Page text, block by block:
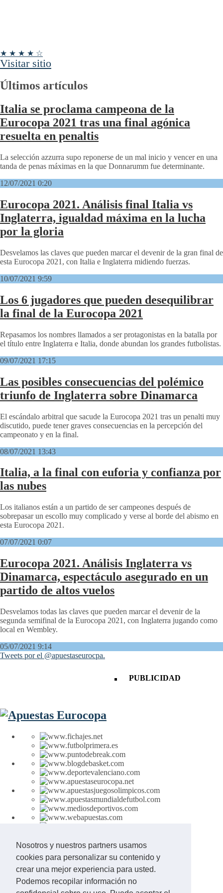
Nosotros y nuestros partners usamos
cookies para personalizar su contenido y
crear una mejor experiencia para usted.
Podemos recopilar información no
★ ★ ★ ★ ☆
Visitar sitio
Últimos artículos
Italia se proclama campeona de la
Eurocopa 2021 tras una final agónica
resuelta en penaltis
La selección azzurra supo reponerse de un mal inicio y vencer en una
tanda de penas máximas en la que Donnarumm fue determinante.
12/07/2021 0:20
Eurocopa 2021. Análisis final Italia vs
Inglaterra, igualdad máxima en la lucha
por la gloria
Desvelamos las claves que pueden marcar el devenir de la gran final de
esta Eurocopa 2021, con Italia e Inglaterra midiendo fuerzas.
10/07/2021 9:59
Los 6 jugadores que pueden desequilibrar
la final de la Eurocopa 2021
Repasamos los nombres llamados a ser protagonistas en la batalla por
el título entre Inglaterra e Italia, donde abundan los grandes futbolistas.
09/07/2021 17:15
Las posibles consecuencias del polémico
triunfo de Inglaterra sobre Dinamarca
El escándalo arbitral que sacude la Eurocopa 2021 tras un penalti muy
discutido, puede tener graves consecuencias en la percepción del
campeonato y en la final.
08/07/2021 13:43
Italia, a la final con euforia y confianza por
las nubes
Los italianos están a un partido de ser campeones después de
sobrepasar un escollo muy complicado y verse al borde del abismo en
esta Eurocopa 2021.
07/07/2021 0:07
Eurocopa 2021. Análisis Inglaterra vs
Dinamarca, espectáculo asegurado en un
partido de altos vuelos
Desvelamos todas las claves que pueden marcar el devenir de la
segunda semifinal de la Eurocopa 2021, con Inglaterra jugando como
local en Wembley.
05/07/2021 9:14
Tweets por el @apuestaseurocpa.
PUBLICIDAD
Aviso Legal
Contacto
+18 Juego Responsable
© 2002 - 2026 APUESTASEUROCOPA